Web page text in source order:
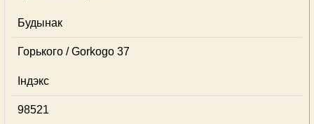
Будынак
Горького / Gorkogo 37
Індэкс
98521